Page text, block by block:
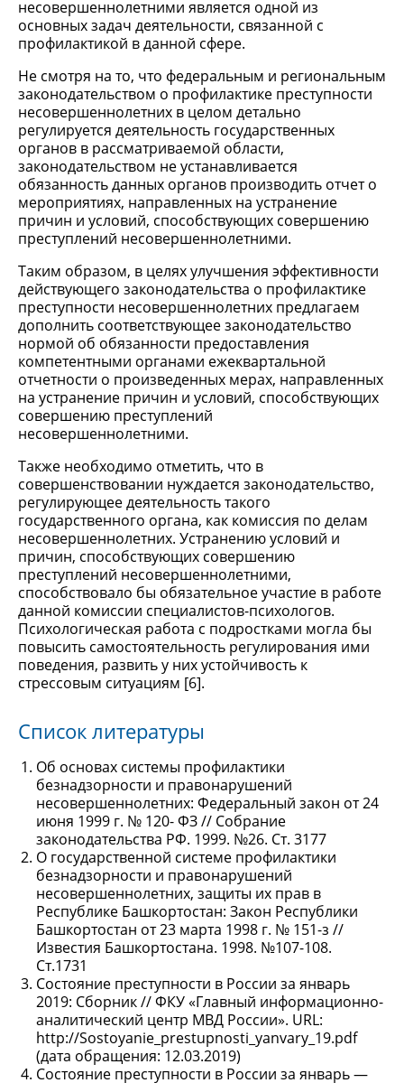
несовершеннолетними является одной из
основных задач деятельности, связанной с
профилактикой в данной сфере.
Не смотря на то, что федеральным и региональным
законодательством о профилактике преступности
несовершеннолетних в целом детально
регулируется деятельность государственных
органов в рассматриваемой области,
законодательством не устанавливается
обязанность данных органов производить отчет о
мероприятиях, направленных на устранение
причин и условий, способствующих совершению
преступлений несовершеннолетними.
Таким образом, в целях улучшения эффективности
действующего законодательства о профилактике
преступности несовершеннолетних предлагаем
дополнить соответствующее законодательство
нормой об обязанности предоставления
компетентными органами ежеквартальной
отчетности о произведенных мерах, направленных
на устранение причин и условий, способствующих
совершению преступлений
несовершеннолетними.
Также необходимо отметить, что в
совершенствовании нуждается законодательство,
регулирующее деятельность такого
государственного органа, как комиссия по делам
несовершеннолетних. Устранению условий и
причин, способствующих совершению
преступлений несовершеннолетними,
способствовало бы обязательное участие в работе
данной комиссии специалистов-психологов.
Психологическая работа с подростками могла бы
повысить самостоятельность регулирования ими
поведения, развить у них устойчивость к
стрессовым ситуациям [6].
Список литературы
Об основах системы профилактики
безнадзорности и правонарушений
несовершеннолетних: Федеральный закон от 24
июня 1999 г. № 120- ФЗ // Собрание
законодательства РФ. 1999. №26. Ст. 3177
О государственной системе профилактики
безнадзорности и правонарушений
несовершеннолетних, защиты их прав в
Республике Башкортостан: Закон Республики
Башкортостан от 23 марта 1998 г. № 151-з //
Известия Башкортостана. 1998. №107-108.
Ст.1731
Состояние преступности в России за январь
2019: Сборник // ФКУ «Главный информационно-
аналитический центр МВД России». URL:
http://Sostoyanie_prestupnosti_yanvary_19.pdf
(дата обращения: 12.03.2019)
Состояние преступности в России за январь —